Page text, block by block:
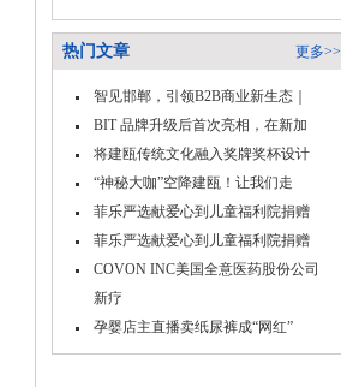
热门文章 更多>>
智见邯郸，引领B2B商业新生态｜
BIT 品牌升级后首次亮相，在新加
将建瓯传统文化融入奖牌奖杯设计
“神秘大咖”空降建瓯！让我们走
菲乐严选献爱心到儿童福利院捐赠
菲乐严选献爱心到儿童福利院捐赠
COVON INC美国全意医药股份公司
新疗
孕婴店主直播卖纸尿裤成“网红”